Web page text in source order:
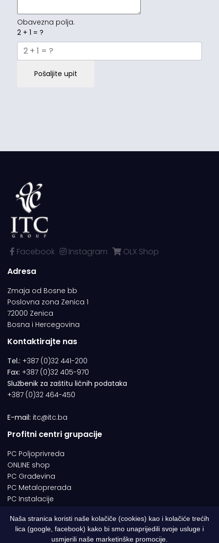
Obavezna polja.
2 + 1 = ?
Pošaljite upit
Facebook Instagram
OLX Shop
Adresa
Zmaja od Bosne bb
Poslovna zona Zenica 1
72000 Zenica
Bosna i Hercegovina
Kontaktirajte nas
Tel.: +387 (0)32 441-200
Fax: +387 (0)32 405-970
Službenik za zaštitu ličnih podataka
+387 (0)32 464-450
E-mail: itc@itc.ba
Profitni centri grupacije
PC Poljoprivreda
ONLINE shop
PC Građevina
PC Metaloprerada
PC Instalacije
© 1994-2026 | ITC d.o.o. Zenica. Sva prava pridržana | Designed by
Naša stranica koristi naše kolačiče (cookies) kao i kolačiće trećih
lica (google, facebook) kako bi smo unaprijedili svoje usluge i
usmjerili naše marketinške promocije.